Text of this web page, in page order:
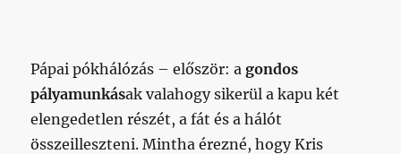
Pápai pókhálózás – először: agondos
pályamunkásak valahogy sikerül a kapu két
elengedetlen részét, a fát és a hálót
összeilleszteni. Mintha érezné, hogy Kris